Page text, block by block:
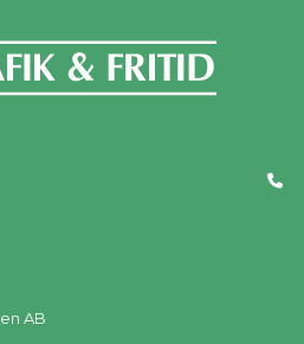
AB